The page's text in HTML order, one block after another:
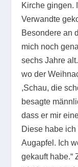
Kirche gingen.
Verwandte
Besondere an
mich noch
sechs Jahre
wo der
,Schau, die
besagte
dass er mir
Diese habe
Augapfel. Ich
gekauft habe.“